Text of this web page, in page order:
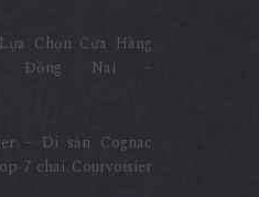
Chọn Cửa Hàng
Đồng Nai –
– Di sản Cognac
7 chai Courvoisier